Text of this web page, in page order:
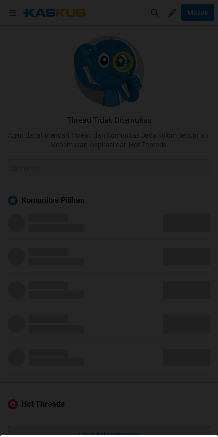
Masuk
Thread Tidak Ditemukan
Agan dapat mencari Thread dan Komunitas pada kolom pencarian.
Menemukan inspirasi dari Hot Threads.
Komunitas Pilihan
Hot Threads
Lihat Selengkapnya